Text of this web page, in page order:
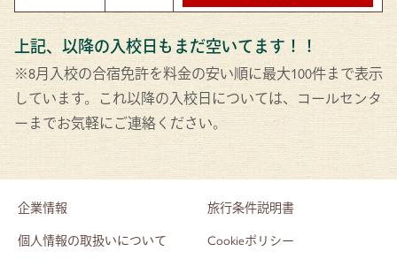
上記、以降の入校日もまだ空いてます！！
※8月入校の合宿免許を料金の安い順に最大100件まで表示
しています。これ以降の入校日については、コールセンタ
ーまでお気軽にご連絡ください。
企業情報
旅行条件説明書
個人情報の取扱いについて
Cookieポリシー